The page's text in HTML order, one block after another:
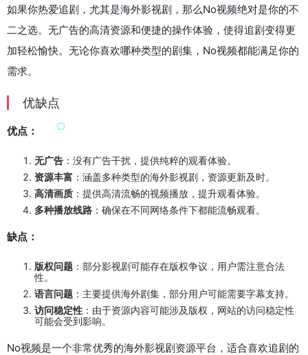
如果你热爱追剧，尤其是海外影视剧，那么No视频绝对是你的不
二之选。无广告的高清资源和便捷的操作体验，使得追剧变得更
加轻松愉快。无论你喜欢哪种类型的剧集，No视频都能满足你的
需求。
优缺点
优点：
无广告 ：没有广告干扰，提供纯粹的观看体验。
资源丰富 ：涵盖多种类型的海外影视剧，资源更新及时。
高清画质 ：提供高清流畅的视频播放，提升观看体验。
多种播放线路 ：确保在不同网络条件下都能流畅观看。
缺点：
版权问题 ：部分影视剧可能存在版权争议，用户需注意合法
性。
语言问题 ：主要提供海外剧集，部分用户可能需要字幕支持。
访问稳定性 ：由于资源内容可能涉及版权，网站的访问稳定性
可能会受到影响。
No视频是一个非常优秀的海外影视剧资源平台，适合喜欢追剧的